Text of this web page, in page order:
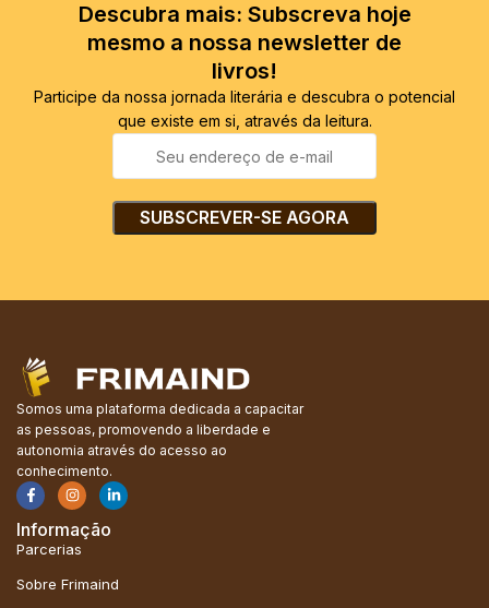
Descubra mais: Subscreva hoje
mesmo a nossa newsletter de
livros!
Participe da nossa jornada literária e descubra o potencial
que existe em si, através da leitura.
Somos uma plataforma dedicada a capacitar
as pessoas, promovendo a liberdade e
autonomia através do acesso ao
conhecimento.
Informação
Parcerias
Sobre Frimaind